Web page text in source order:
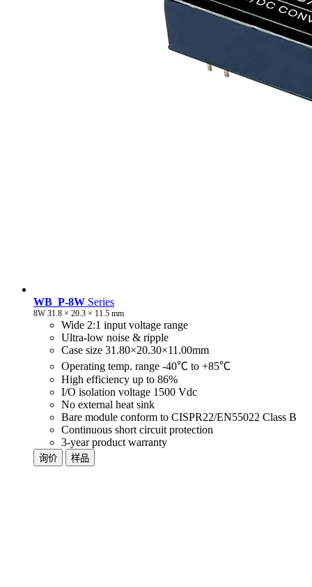
WB_P-8W Series
8W 31.8 × 20.3 × 11.5 mm
Wide 2:1 input voltage range
Ultra-low noise & ripple
Case size 31.80×20.30×11.00mm
Operating temp. range -40℃ to +85℃
High efficiency up to 86%
I/O isolation voltage 1500 Vdc
No external heat sink
Bare module conform to CISPR22/EN55022 Class B
Continuous short circuit protection
3-year product warranty
询价 样品